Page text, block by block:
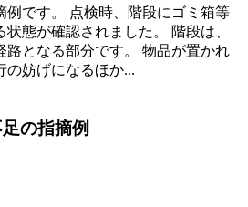
例です。 点検時、階段にゴミ箱等
態が確認されました。 階段は、
路となる部分です。 物品が置かれ
の妨げになるほか...
の指摘例